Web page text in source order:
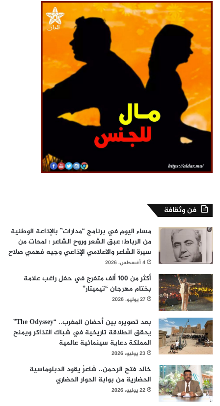
فن وثقافة
مساء اليوم في برنامج “مدارات” بالإذاعة الوطنية
من الرباط: عبق الشعر وروح الشاعر : لمحات من
سيرة الشاعر والاعلامي الإذاعي وجيه فهمي صلاح
4 أغسطس، 2026
أكثر من 100 ألف متفرج في حفل راغب علامة
بختام مهرجان “تيميتار”
27 يوليو، 2026
بعد تصويره بين أحضان المغرب.. “The Odyssey”
يحقق انطلاقة تاريخية في شباك التذاكر ويمنح
المملكة دعاية سينمائية عالمية
23 يوليو، 2026
خالد فتح الرحمن.. شاعرٌ يقود الدبلوماسية
الحضارية من بوابة الحوار الحضاري
22 يوليو، 2026